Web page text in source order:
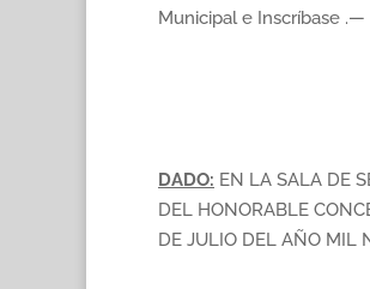
Municipal e Inscríbase .—
DADO: EN LA SALA DE
DEL HONORABLE
DE JULIO DEL AÑO MIL